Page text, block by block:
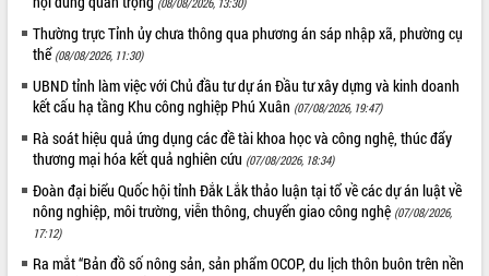
Việt Nam
Thứ trưởng Bộ Y tế làm việc với tỉnh
Đắk Lắk về phát triển nhân lực y tế
cho trạm y tế cấp xã
Du lịch Đắk Lắk nâng tầm trải nghiệm
du khách thông qua Hệ thống cơ sở dữ
liệu và Bản đồ số
Tập huấn ứng dụng trí tuệ nhân tạo (AI)
trong thương mại điện tử năm 2026
Đoàn đại biểu Quốc hội tỉnh Đắk Lắk
trao đổi thông tin trước Kỳ họp thứ
nhất, Quốc hội khóa XVI
Thường trực Tỉnh ủy chưa thông qua phương án sáp nhập xã, phường cụ
thể (08/08/2026, 11:30)
UBND tỉnh làm việc với Chủ đầu tư dự án Đầu tư xây dựng và kinh doanh
kết cấu hạ tầng Khu công nghiệp Phú Xuân (07/08/2026, 19:47)
Rà soát hiệu quả ứng dụng các đề tài khoa học và công nghệ, thúc đẩy
thương mại hóa kết quả nghiên cứu (07/08/2026, 18:34)
Đoàn đại biểu Quốc hội tỉnh Đắk Lắk thảo luận tại tổ về các dự án luật về
nông nghiệp, môi trường, viễn thông, chuyển giao công nghệ (07/08/2026,
17:12)
Ra mắt “Bản đồ số nông sản, sản phẩm OCOP, du lịch thôn buôn trên nền